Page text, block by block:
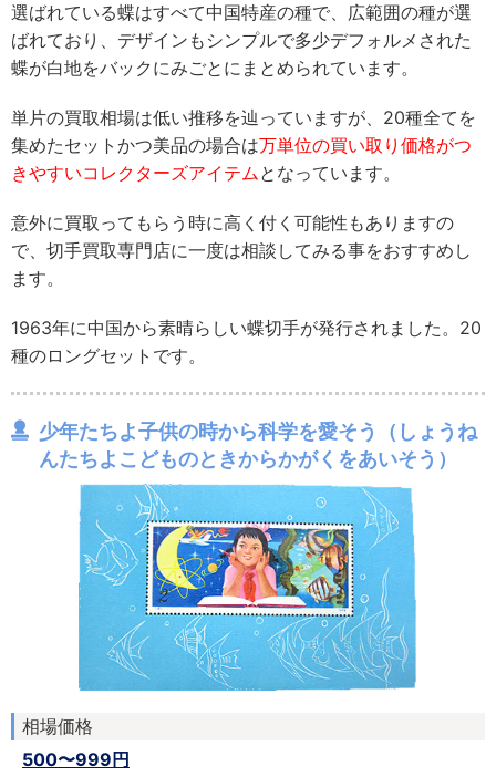
選ばれている蝶はすべて中国特産の種で、広範囲の種が選
ばれており、デザインもシンプルで多少デフォルメされた
蝶が白地をバックにみごとにまとめられています。
単片の買取相場は低い推移を辿っていますが、20種全てを
集めたセットかつ美品の場合は万単位の買い取り価格がつ
きやすいコレクターズアイテムとなっています。
意外に買取ってもらう時に高く付く可能性もありますの
で、切手買取専門店に一度は相談してみる事をおすすめし
ます。
1963年に中国から素晴らしい蝶切手が発行されました。20
種のロングセットです。
少年たちよ子供の時から科学を愛そう（しょうね
んたちよこどものときからかがくをあいそう）
相場価格
500〜999円